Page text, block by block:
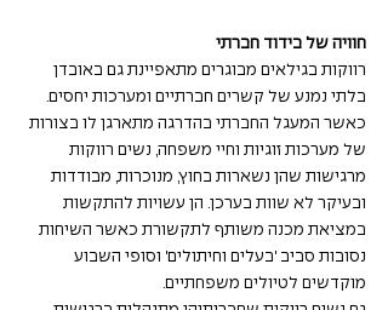
חוויה של בידוד חברתי
רווקות בגילאים מבוגרים מתאפיינת גם באובדן
בלתי נמנע של קשרים חברתיים ומערכות יחסים.
כאשר המעגל החברתי בהדרגה מתארגן לו בצורות
של מערכות זוגיות וחיי משפחה, נשים רווקות
מרגישות שהן נשארות בחוץ, מנוכרות, מבודדות
ובעיקר לא שוות בערכן. הן עשויות להתקשות
במציאת מכנה משותף לתקשורת כאשר השיחות
נסובות סביב 'בעלים וחיתולים' וסופי השבוע
מוקדשים לטיולים משפחתיים.